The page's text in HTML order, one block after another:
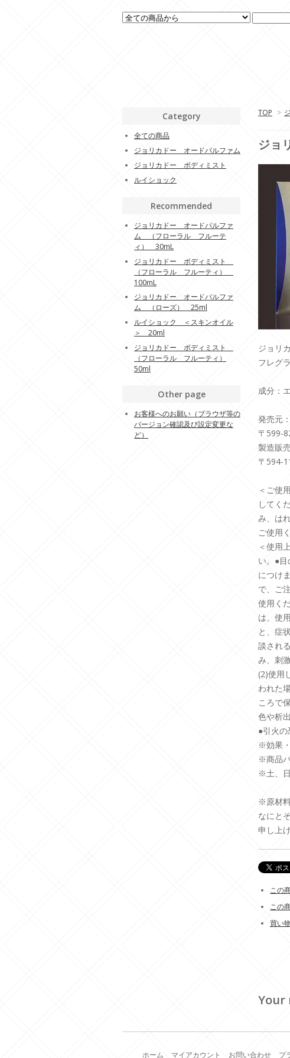
TOP >
ジョ
ジョリ
フレグ
成分：
発売元
〒599-
製造販
〒594-
＜ご使
してく
み、は
ご使用
＜使用
い。●
につけ
で、ご
使用く
は、使
と、症
談され
み、刺
(2)使用
われた
ころで
色や析
●引火の
※効果
※商品
※土、
※原材
なにと
申し上
この
この
買い
Your
Category
全ての商品
ジョリカドー オードパルファム
ジョリカドー ボディミスト
ルイショック
Recommended
ジョリカドー オードパルファ
ム （フローラル フルーテ
ィ） 30mL
ジョリカドー ボディミスト
（フローラル フルーティ）
100mL
ジョリカドー オードパルファ
ム （ローズ） 25ml
ルイショック ＜スキンオイル
＞ 20ml
ジョリカドー ボディミスト
（フローラル フルーティ）
50ml
Other page
お客様へのお願い（ブラウザ等の
バージョン確認及び設定変更な
ど）
ホーム マイアカウント お問い合わせ プ